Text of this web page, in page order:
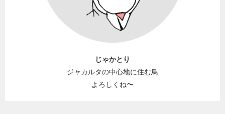
じゃかとり
ジャカルタの中心地に住む鳥
よろしくね〜